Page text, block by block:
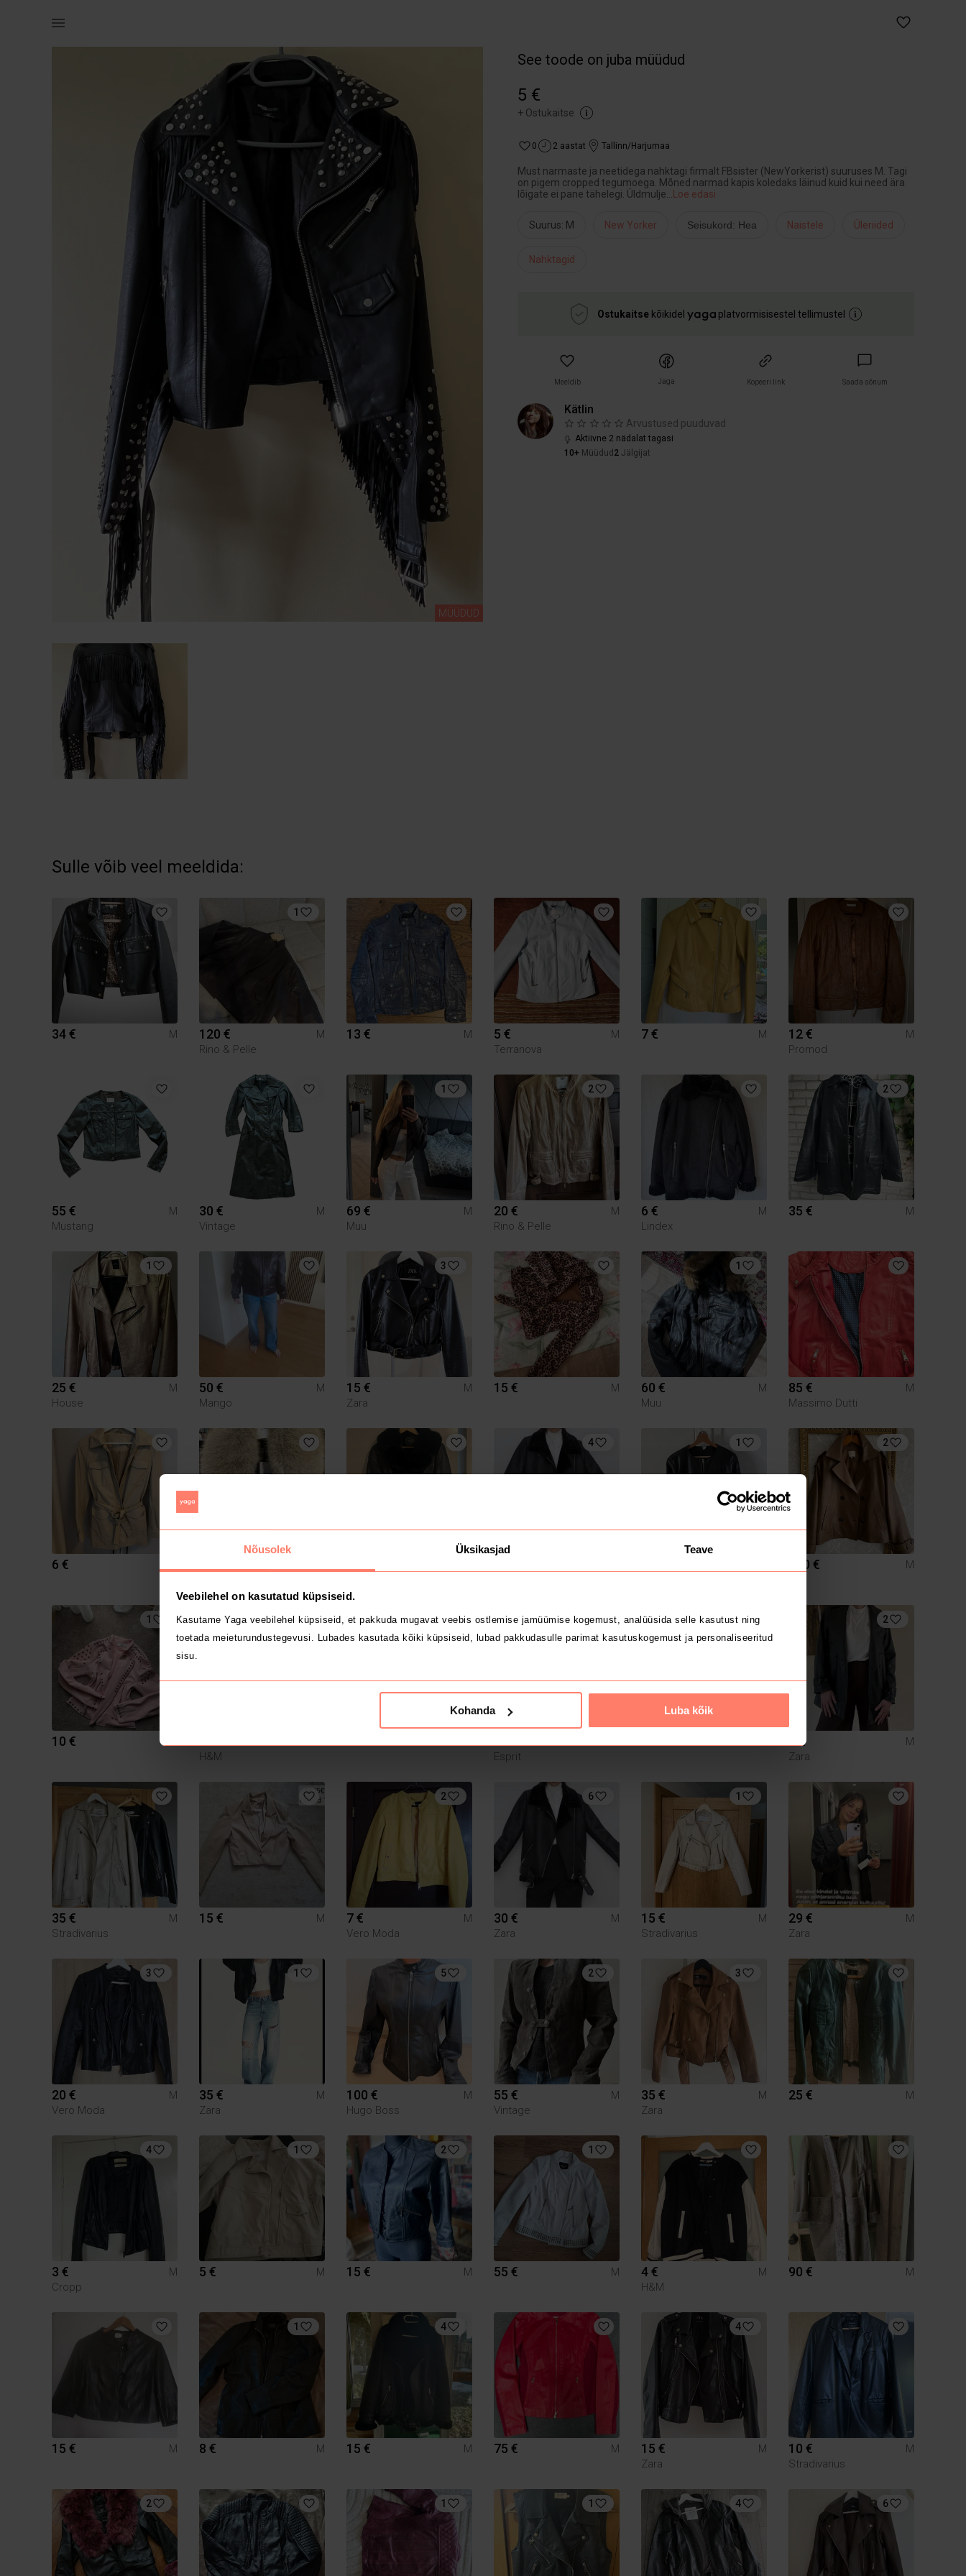
Nõusolek Üksikasjad Teave
Veebilehel on kasutatud küpsiseid.
Kasutame Yaga veebilehel küpsiseid, et pakkuda mugavat veebis ostlemise jamüümise kogemust, analüüsida selle kasutust ning
toetada meieturundustegevusi. Lubades kasutada kõiki küpsiseid, lubad pakkudasulle parimat kasutuskogemust ja personaliseeritud
sisu.
Kohanda Luba kõik
MÜÜDUD
See toode on juba müüdud
5 €
+ Ostukaitse
0 2 aastat Tallinn/Harjumaa
Must narmaste ja neetidega nahktagi firmalt FBsister (NewYorkerist) suuruses M. Tagi
on pigem cropped tegumoega. Mõned narmad kapis koledaks läinud kuid kui need ära
lõigate ei pane tähelegi. Üldmulje
Loe edasi
Suurus: M New Yorker Seisukord: Hea Naistele Üleriided
Nahktagid
Ostukaitse kõikidel platvormisisestel tellimustel
Meeldib Jaga Kopeeri link Saada sõnum
Kätlin
Arvustused puuduvad
Aktiivne 2 nädalat tagasi
10+ Müüdud 2 Jälgijat
Sulle võib veel meeldida:
34 € M
1
120 €
M
Rino & Pelle
13 € M 5 €
M
Terranova
7 € M 12 €
M
Promod
55 €
M
Mustang
30 €
M
Vintage
1
69 €
M
Muu
2
20 €
M
Rino & Pelle
6 €
M
Lindex
2
35 € M
1
25 €
M
House
50 €
M
Mango
3
15 €
M
Zara
15 € M
1
60 €
M
Muu
85 €
M
Massimo Dutti
6 €
4 1 2
350 € M
1
10 €
H&M
Esprit
1 2
8 €
M
Zara
35 €
M
Stradivarius
15 € M
2
7 €
M
Vero Moda
6
30 €
M
Zara
1
15 €
M
Stradivarius
29 €
M
Zara
3
20 €
M
Vero Moda
1
35 €
M
Zara
5
100 €
M
Hugo Boss
2
55 €
M
Vintage
3
35 €
M
Zara
25 € M
4
3 €
M
Cropp
1
5 € M
2
15 € M
1
55 € M 4 €
M
H&M
90 € M
15 € M
1
8 € M
4
15 € M 75 € M
4
15 €
M
Zara
10 €
M
Stradivarius
2 1 1 4 6